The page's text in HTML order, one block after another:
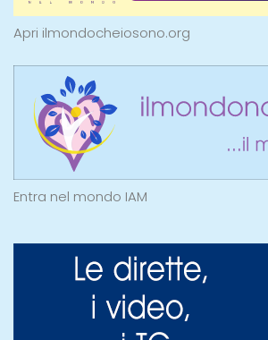
Apri ilmondocheiosono.org
Entra nel mondo IAM